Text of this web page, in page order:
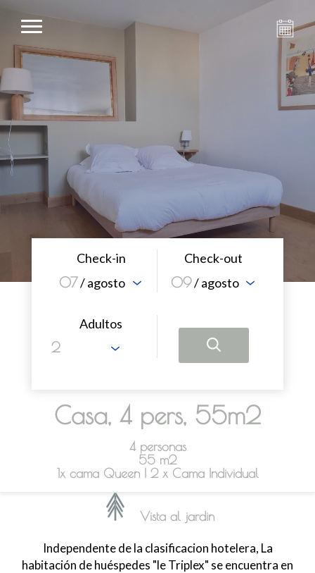
Check-in
07/ agosto
Check-out
09/ agosto
Adultos
Casa, 4 pers, 55m2
4 personas
55 m2
1x cama Queen| 2 x Cama Individual
Vista al jardin
Independente de la clasificacion hotelera, La
habitación de huéspedes "le Triplex" se encuentra en